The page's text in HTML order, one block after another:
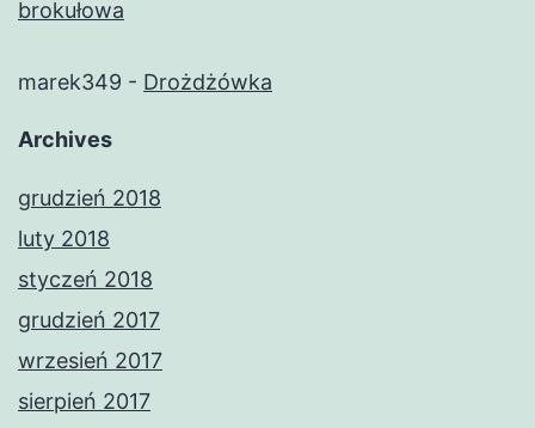
brokułowa
marek349 - Drożdżówka
Archives
grudzień 2018
luty 2018
styczeń 2018
grudzień 2017
wrzesień 2017
sierpień 2017